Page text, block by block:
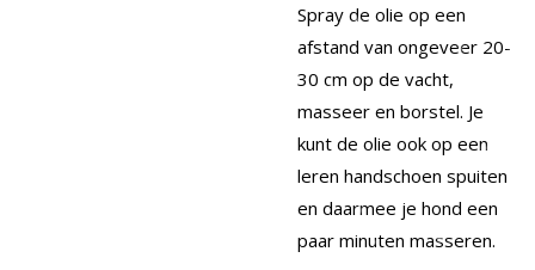
Spray de olie op een
afstand van ongeveer 20-
30 cm op de vacht,
masseer en borstel. Je
kunt de olie ook op een
leren handschoen spuiten
en daarmee je hond een
paar minuten masseren.